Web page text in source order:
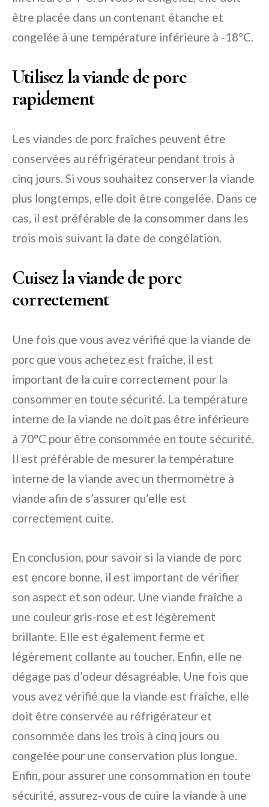
être placée dans un contenant étanche et
congelée à une température inférieure à -18°C.
Utilisez la viande de porc
rapidement
Les viandes de porc fraîches peuvent être
conservées au réfrigérateur pendant trois à
cinq jours. Si vous souhaitez conserver la viande
plus longtemps, elle doit être congelée. Dans ce
cas, il est préférable de la consommer dans les
trois mois suivant la date de congélation.
Cuisez la viande de porc
correctement
Une fois que vous avez vérifié que la viande de
porc que vous achetez est fraîche, il est
important de la cuire correctement pour la
consommer en toute sécurité. La température
interne de la viande ne doit pas être inférieure
à 70°C pour être consommée en toute sécurité.
Il est préférable de mesurer la température
interne de la viande avec un thermomètre à
viande afin de s’assurer qu’elle est
correctement cuite.
En conclusion, pour savoir si la viande de porc
est encore bonne, il est important de vérifier
son aspect et son odeur. Une viande fraîche a
une couleur gris-rose et est légèrement
brillante. Elle est également ferme et
légèrement collante au toucher. Enfin, elle ne
dégage pas d’odeur désagréable. Une fois que
vous avez vérifié que la viande est fraîche, elle
doit être conservée au réfrigérateur et
consommée dans les trois à cinq jours ou
congelée pour une conservation plus longue.
Enfin, pour assurer une consommation en toute
sécurité, assurez-vous de cuire la viande à une